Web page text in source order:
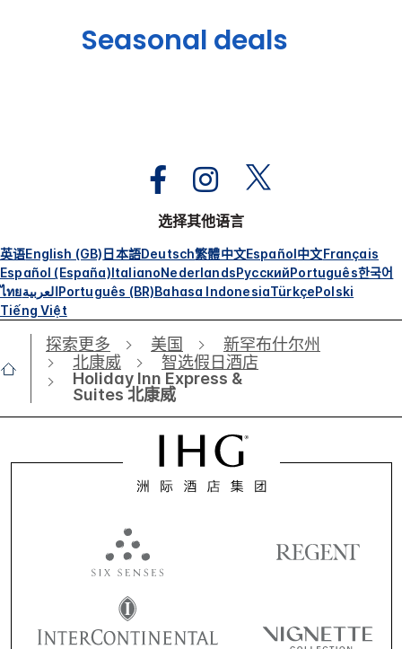
Seasonal deals
选择其他语言
英语English (GB)日本語Deutsch繁體中文Español中文Français
Español (España)ItalianoNederlandsРусскийPortuguês한국어
ไทยالعربيةPortuguês (BR)Bahasa IndonesiaTürkçePolski
Tiếng Việt
探索更多 美国
新罕布什尔州
北康威
智选假日酒店
Holiday Inn Express &
Suites 北康威